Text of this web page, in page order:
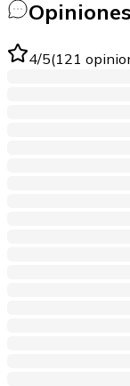
4/5(121